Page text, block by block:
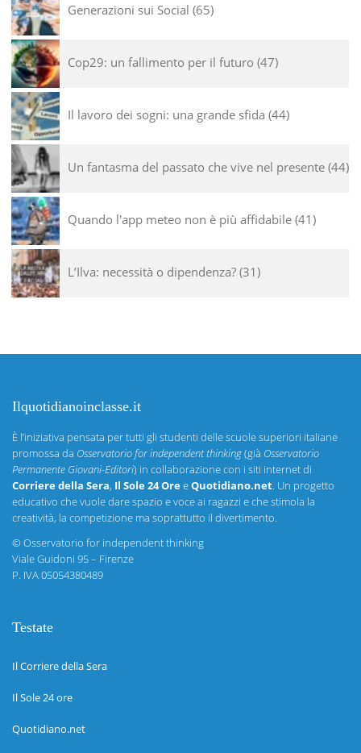
Generazioni sui Social 65
Cop29: un fallimento per il futuro 47
Il lavoro dei sogni: una grande sfida 44
Un fantasma del passato che vive nel presente 44
Quando l'app meteo non è più affidabile 41
L’Ilva: necessità o dipendenza? 31
Ilquotidianoinclasse.it
È l’iniziativa pensata per tutti gli studenti delle scuole superiori italiane
promossa da Osservatorio for independent thinking(già Osservatorio
Permanente Giovani-Editori) in collaborazione con i siti internet di
Corriere della Sera, Il Sole 24 OreeQuotidiano.net. Un progetto
educativo che vuole dare spazio e voce ai ragazzi e che stimola la
creatività, la competizione ma soprattutto il divertimento.
©Osservatorio for independent thinking
Viale Guidoni 95 – Firenze
P. IVA 05054380489
Testate
Il Corriere della Sera
Il Sole 24 ore
Quotidiano.net